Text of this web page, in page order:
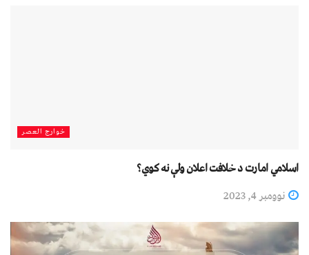
خوارج العصر
اسلامي امارت د خلافت اعلان ولې نه کوي؟
نوومبر 4, 2023